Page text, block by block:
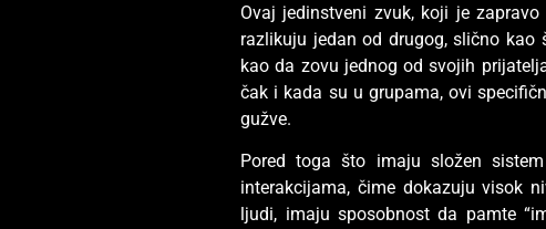
Ovaj jedinstveni zvuk, koji je
razlikuju jedan od drugog, slično
kao da zovu jednog od svojih
čak i kada su u grupama, ovi
gužve.
Pored toga što imaju složen
interakcijama, čime dokazuju visok
ljudi, imaju sposobnost da pamte